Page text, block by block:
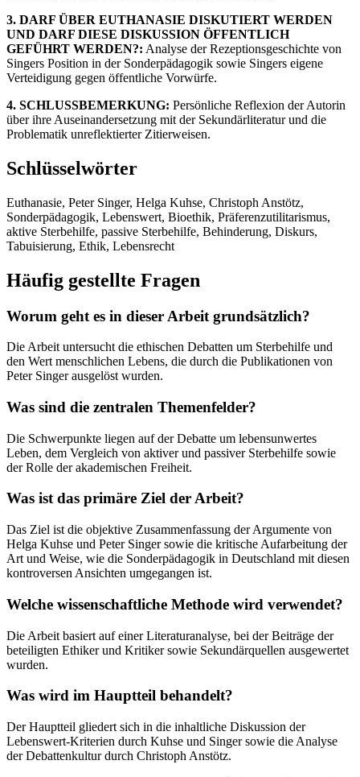
3. DARF ÜBER EUTHANASIE DISKUTIERT WERDEN
UND DARF DIESE DISKUSSION ÖFFENTLICH
GEFÜHRT WERDEN?: Analyse der Rezeptionsgeschichte von
Singers Position in der Sonderpädagogik sowie Singers eigene
Verteidigung gegen öffentliche Vorwürfe.
4. SCHLUSSBEMERKUNG: Persönliche Reflexion der Autorin
über ihre Auseinandersetzung mit der Sekundärliteratur und die
Problematik unreflektierter Zitierweisen.
Schlüsselwörter
Euthanasie, Peter Singer, Helga Kuhse, Christoph Anstötz,
Sonderpädagogik, Lebenswert, Bioethik, Präferenzutilitarismus,
aktive Sterbehilfe, passive Sterbehilfe, Behinderung, Diskurs,
Tabuisierung, Ethik, Lebensrecht
Häufig gestellte Fragen
Worum geht es in dieser Arbeit grundsätzlich?
Die Arbeit untersucht die ethischen Debatten um Sterbehilfe und
den Wert menschlichen Lebens, die durch die Publikationen von
Peter Singer ausgelöst wurden.
Was sind die zentralen Themenfelder?
Die Schwerpunkte liegen auf der Debatte um lebensunwertes
Leben, dem Vergleich von aktiver und passiver Sterbehilfe sowie
der Rolle der akademischen Freiheit.
Was ist das primäre Ziel der Arbeit?
Das Ziel ist die objektive Zusammenfassung der Argumente von
Helga Kuhse und Peter Singer sowie die kritische Aufarbeitung der
Art und Weise, wie die Sonderpädagogik in Deutschland mit diesen
kontroversen Ansichten umgegangen ist.
Welche wissenschaftliche Methode wird verwendet?
Die Arbeit basiert auf einer Literaturanalyse, bei der Beiträge der
beteiligten Ethiker und Kritiker sowie Sekundärquellen ausgewertet
wurden.
Was wird im Hauptteil behandelt?
Der Hauptteil gliedert sich in die inhaltliche Diskussion der
Lebenswert-Kriterien durch Kuhse und Singer sowie die Analyse
der Debattenkultur durch Christoph Anstötz.